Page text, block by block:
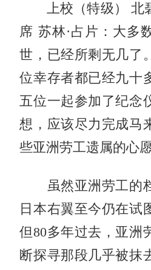
上校（特级） 北
席 苏林·占片：大多
世，已经所剩无几了
位幸存者都已经九十
五位一起参加了纪念
想，应该尽力完成马
些亚洲劳工遗属的心愿
虽然亚洲劳工的档
日本右翼至今仍在试
但80多年过去，亚洲
断探寻那段几乎被抹